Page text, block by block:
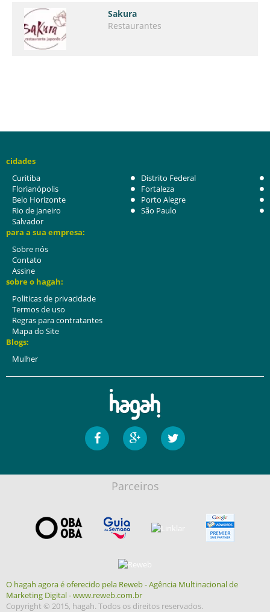
Sakura
Restaurantes
cidades
Curitiba
Distrito Federal
Florianópolis
Fortaleza
Belo Horizonte
Porto Alegre
Rio de janeiro
São Paulo
Salvador
para a sua empresa:
Sobre nós
Contato
Assine
sobre o hagah:
Politicas de privacidade
Termos de uso
Regras para contratantes
Mapa do Site
Blogs:
Mulher
Parceiros
O hagah agora é oferecido pela Reweb - Agência Multinacional de
Marketing Digital - www.reweb.com.br
Copyright © 2015, hagah. Todos os direitos reservados.